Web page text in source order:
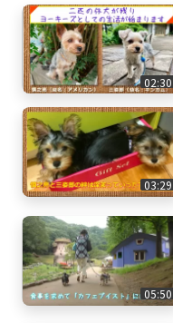
02:30
03:29
05:50